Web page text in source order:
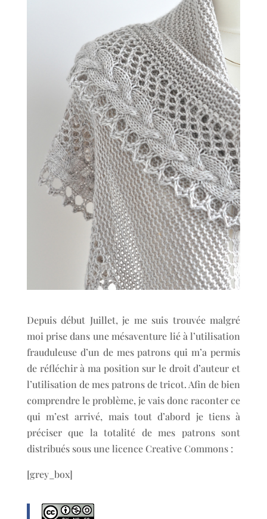
Depuis début Juillet, je me suis trouvée malgré
moi prise dans une mésaventure lié à l’utilisation
frauduleuse d’un de mes patrons qui m’a permis
de réfléchir à ma position sur le droit d’auteur et
l’utilisation de mes patrons de tricot. Afin de bien
comprendre le problème, je vais donc raconter ce
qui m’est arrivé, mais tout d’abord je tiens à
préciser que la totalité de mes patrons sont
distribués sous une licence Creative Commons :
[grey_box]